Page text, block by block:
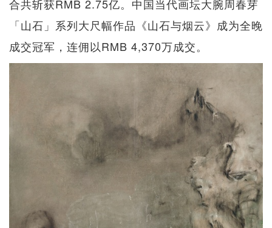
合共斩获RMB 2.75亿。中国当代画坛大腕周春芽
「山石」系列大尺幅作品《山石与烟云》成为全晚
成交冠军，连佣以RMB 4,370万成交。